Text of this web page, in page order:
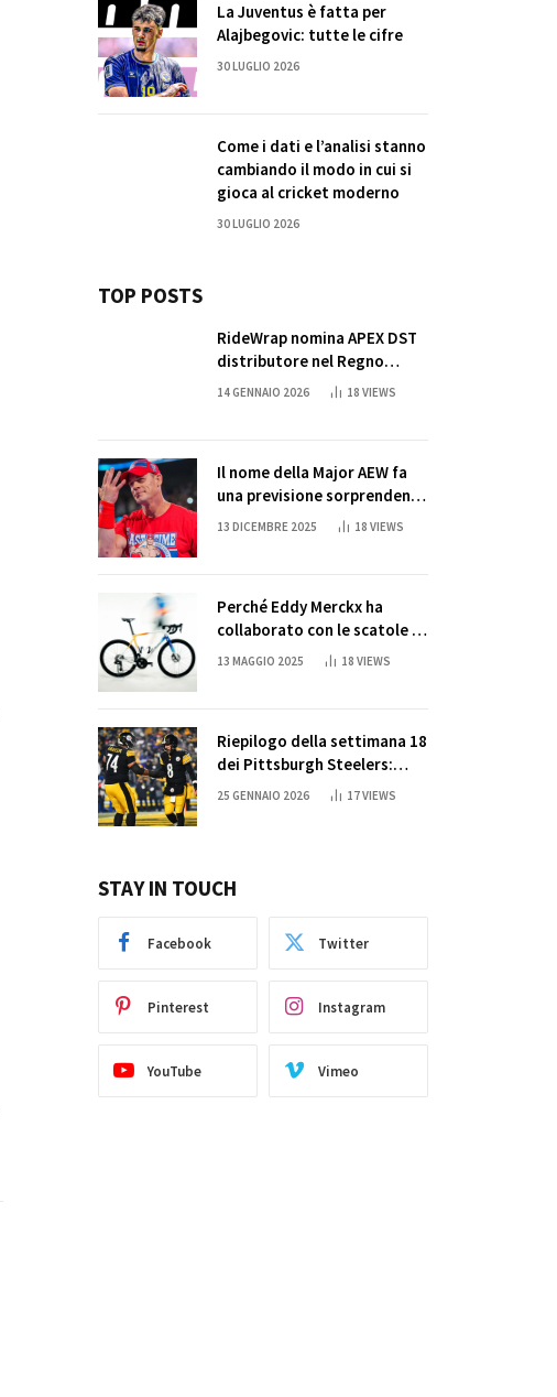
La Juventus è fatta per
Alajbegovic: tutte le cifre
30 LUGLIO 2026
Come i dati e l’analisi stanno
cambiando il modo in cui si
gioca al cricket moderno
30 LUGLIO 2026
TOP POSTS
RideWrap nomina APEX DST
distributore nel Regno
Unito
14 GENNAIO 2026 18 VIEWS
Il nome della Major AEW fa
una previsione sorprendente
per la partita di ritiro di
13 DICEMBRE 2025 18 VIEWS
Perché Eddy Merckx ha
collaborato con le scatole di
succo di Sun Capri
13 MAGGIO 2025 18 VIEWS
Riepilogo della settimana 18
dei Pittsburgh Steelers:
credi nei miracoli?
25 GENNAIO 2026 17VIEWS
STAY IN TOUCH
Facebook Twitter
Pinterest Instagram
YouTube Vimeo